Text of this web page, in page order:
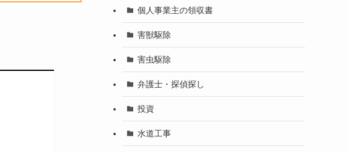
個人事業主の領収書
害獣駆除
害虫駆除
弁護士・探偵探し
投資
水道工事